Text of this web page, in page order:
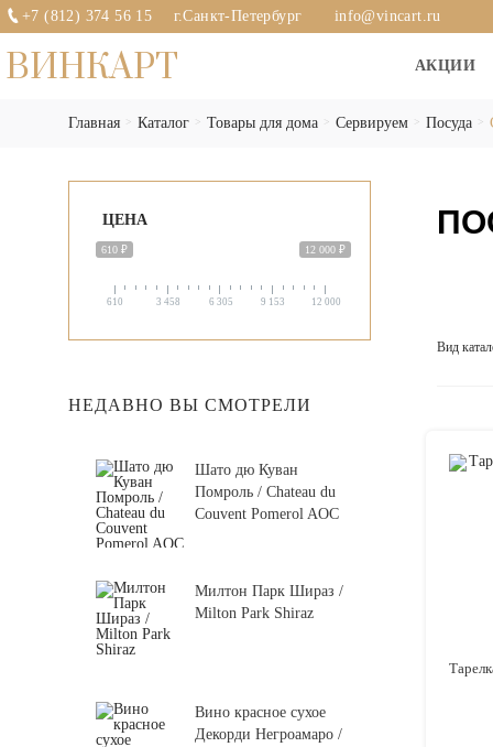
+7 (812) 374 56 15 г.Санкт-Петербург info@vincart.ru
ВИНКАРТ АКЦИИ
Главная Каталог Товары для дома Сервируем Посуда
ЦЕНА
610 ₽ 12 000 ₽
610 3 458 6 305 9 153 12 000
НЕДАВНО ВЫ СМОТРЕЛИ
Шато дю Куван
Помроль / Chateau du
Couvent Pomerol AOC
Милтон Парк Шираз /
Milton Park Shiraz
Вино красное сухое
Декорди Негроамаро /
Вид